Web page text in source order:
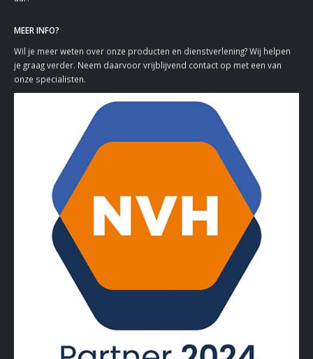
MEER INFO?
Wil je meer weten over onze producten en dienstverlening? Wij helpen
je graag verder. Neem daarvoor vrijblijvend contact op met een van
onze specialisten.